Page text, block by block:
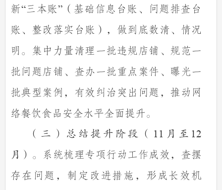
新“三本账” （基础信息台账、问题排查台
账、整改落实台账），做到底数清、情况
明。集中力量清理一批违规店铺、规范一
批问题店铺、查办一批重点案件、曝光一
批典型案例，有效纠治突出问题，推动网
络餐饮食品安全水平全面提升。
（三）总结提升阶段（ 11 月至 12
月）。
系统梳理专项行动工作成效，查摆
存在问题，制定改进措施，形成长效机